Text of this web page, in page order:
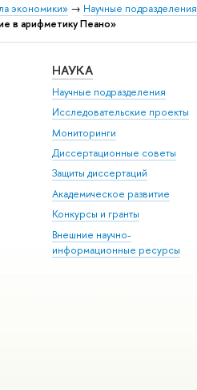
экономики» → Научные подразделения
в арифметику Пеано»
НАУКА
Научные подразделения
Исследовательские проекты
Мониторинги
Диссертационные советы
Защиты диссертаций
Академическое развитие
Конкурсы и гранты
Внешние научно-
информационные ресурсы